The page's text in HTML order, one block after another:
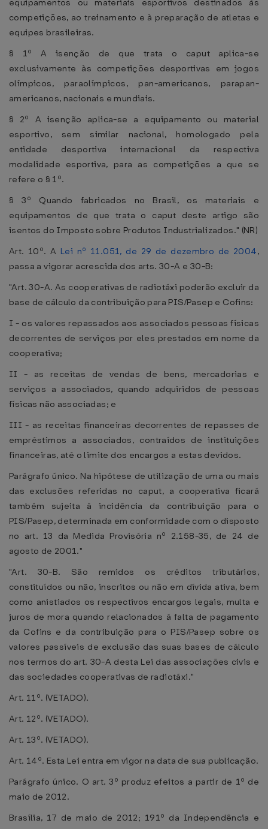
equipamentos ou materiais esportivos destinados às
competições, ao treinamento e à preparação de atletas e
equipes brasileiras.
§ 1º A isenção de que trata o caput aplica-se
exclusivamente às competições desportivas em jogos
olímpicos, paraolímpicos, pan-americanos, parapan-
americanos, nacionais e mundiais.
§ 2º A isenção aplica-se a equipamento ou material
esportivo, sem similar nacional, homologado pela
entidade desportiva internacional da respectiva
modalidade esportiva, para as competições a que se
refere o § 1º.
§ 3º Quando fabricados no Brasil, os materiais e
equipamentos de que trata o caput deste artigo são
isentos do Imposto sobre Produtos Industrializados." (NR)
Art. 10º. A Lei nº 11.051, de 29 de dezembro de 2004,
passa a vigorar acrescida dos arts. 30-A e 30-B:
"Art. 30-A. As cooperativas de radiotáxi poderão excluir da
base de cálculo da contribuição para PIS/Pasep e Cofins:
I - os valores repassados aos associados pessoas físicas
decorrentes de serviços por eles prestados em nome da
cooperativa;
II - as receitas de vendas de bens, mercadorias e
serviços a associados, quando adquiridos de pessoas
físicas não associadas; e
III - as receitas financeiras decorrentes de repasses de
empréstimos a associados, contraídos de instituições
financeiras, até o limite dos encargos a estas devidos.
Parágrafo único. Na hipótese de utilização de uma ou mais
das exclusões referidas no caput, a cooperativa ficará
também sujeita à incidência da contribuição para o
PIS/Pasep, determinada em conformidade com o disposto
no art. 13 da Medida Provisória nº 2.158-35, de 24 de
agosto de 2001."
"Art. 30-B. São remidos os créditos tributários,
constituídos ou não, inscritos ou não em dívida ativa, bem
como anistiados os respectivos encargos legais, multa e
juros de mora quando relacionados à falta de pagamento
da Cofins e da contribuição para o PIS/Pasep sobre os
valores passíveis de exclusão das suas bases de cálculo
nos termos do art. 30-A desta Lei das associações civis e
das sociedades cooperativas de radiotáxi."
Art. 11º. (VETADO).
Art. 12º. (VETADO).
Art. 13º. (VETADO).
Art. 14º. Esta Lei entra em vigor na data de sua publicação.
Parágrafo único. O art. 3º produz efeitos a partir de 1º de
maio de 2012.
Brasília, 17 de maio de 2012; 191º da Independência e